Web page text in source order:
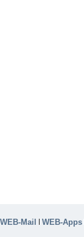
WEB-Mail | WEB-Apps